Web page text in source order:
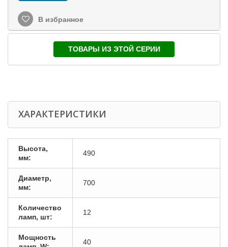
В избранное
ТОВАРЫ ИЗ ЭТОЙ СЕРИИ
ХАРАКТЕРИСТИКИ
Высота,
мм:
490
Диаметр,
мм:
700
Количество
ламп, шт:
12
Мощность
40